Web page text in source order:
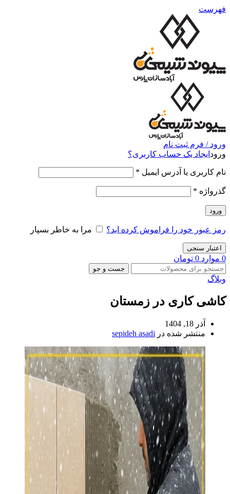
فهرست
ورود / فرم ثبت نام
ورود ایجاد یک حساب کاربری؟
نام کاربری یا آدرس ایمیل *
گذرواژه *
ورود
رمز عبور خود را فراموش کرده اید؟ مرا به خاطر بسپار
اعتبار سنجی
0 موارد 0 تومان
جست و جو
وبلاگ
کاشی کاری در زمستان
آذر 18, 1404
منتشر شده در sepideh asadi